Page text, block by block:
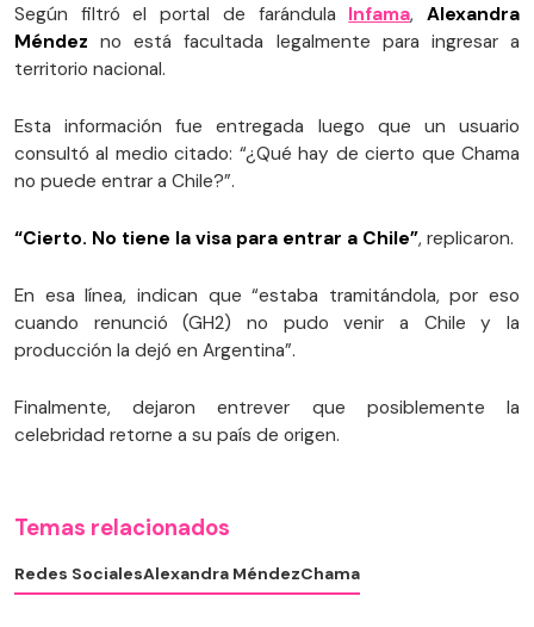
Según filtró el portal de farándula Infama,Alexandra
Méndez no está facultada legalmente para ingresar a
territorio nacional.
Esta información fue entregada luego que un usuario
consultó al medio citado: “¿Qué hay de cierto que Chama
no puede entrar a Chile?”.
“Cierto. No tiene la visa para entrar a Chile”, replicaron.
En esa línea, indican que “estaba tramitándola, por eso
cuando renunció (GH2) no pudo venir a Chile y la
producción la dejó en Argentina”.
Finalmente, dejaron entrever que posiblemente la
celebridad retorne a su país de origen.
Temas relacionados
Redes SocialesAlexandra MéndezChama